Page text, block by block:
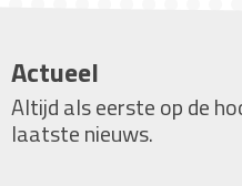
Actueel
Altijd als eerste op de
laatste nieuws.